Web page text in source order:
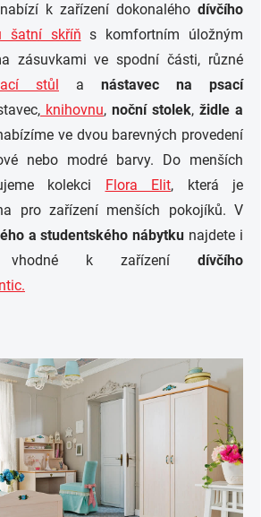
k zařízení dokonalého dívčího
šatní skříň s komfortním úložným
zásuvkami ve spodní části, různé
stůl a nástavec na psací
knihovnu, noční stolek, židle a
ve dvou barevných provedení
nebo modré barvy. Do menších
kolekci Flora Elit, která je
pro zařízení menších pokojíků. V
a studentského nábytku najdete i
vhodné k zařízení dívčího